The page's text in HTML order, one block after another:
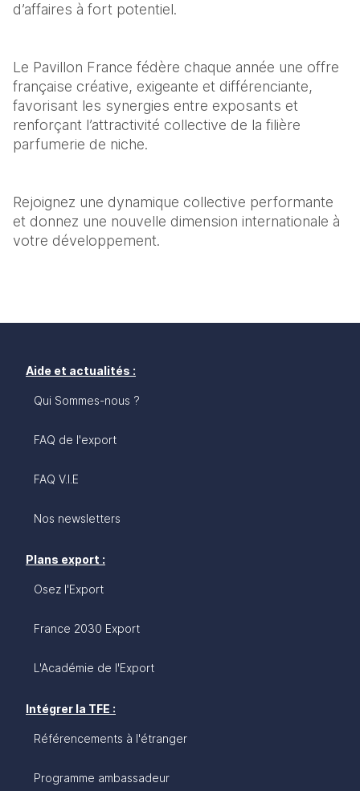
d’affaires à fort potentiel.
Le Pavillon France fédère chaque année une offre
française créative, exigeante et différenciante,
favorisant les synergies entre exposants et
renforçant l’attractivité collective de la filière
parfumerie de niche.
Rejoignez une dynamique collective performante
et donnez une nouvelle dimension internationale à
votre développement.
Aide et actualités :
Qui Sommes-nous ?
FAQ de l'export
FAQ V.I.E
Nos newsletters
Plans export :
Osez l'Export
France 2030 Export
L'Académie de l'Export
Intégrer la TFE :
Référencements à l'étranger
Programme ambassadeur